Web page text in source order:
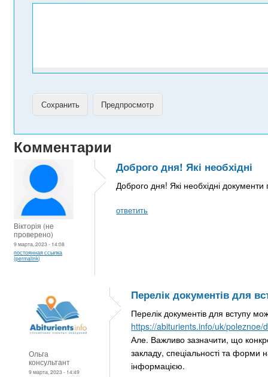
Комментарии
Вікторія (не
проверено)
9 марта, 2023 - 14:08
постоянная ссылка
(permalink)
Доброго дня! Які необхідні
Доброго дня! Які необхідні документи
ответить
Ольга
консультант
9 марта, 2023 - 14:49
Перелік документів для
Перелік документів для вступу
https://abiturients.info/uk/
Але. Важливо зазначити, що
закладу, спеціальності та форми
інформацією.